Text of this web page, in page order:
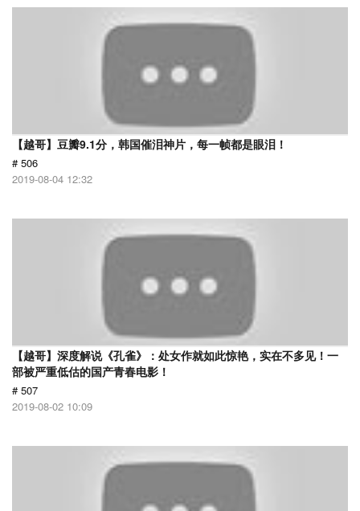
【越哥】豆瓣9.1分，韩国催泪神片，每一帧都是眼泪！
# 506
2019-08-04 12:32
【越哥】深度解说《孔雀》：处女作就如此惊艳，实在不多见！一
部被严重低估的国产青春电影！
# 507
2019-08-02 10:09